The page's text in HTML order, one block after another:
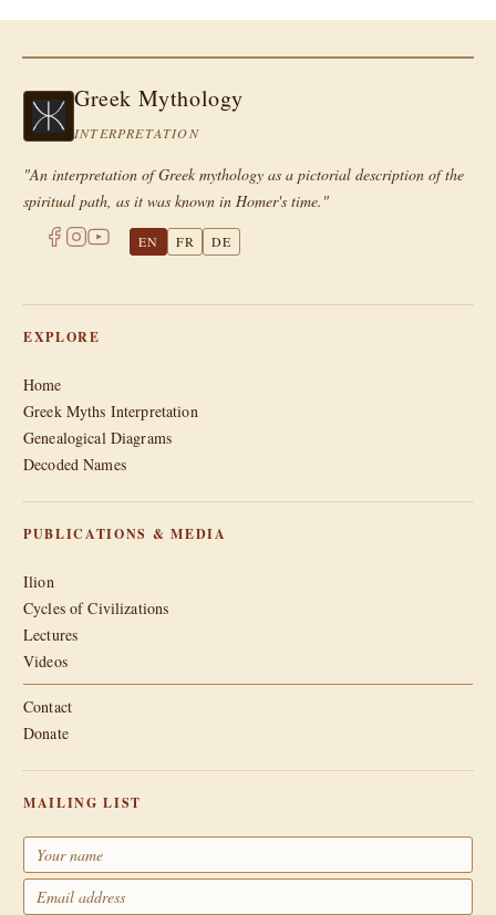
Greek Mythology
INTERPRETATION
"An interpretation of Greek mythology as a pictorial description of the
spiritual path, as it was known in Homer's time."
EN FR DE
EXPLORE
Home
Greek Myths Interpretation
Genealogical Diagrams
Decoded Names
PUBLICATIONS & MEDIA
Ilion
Cycles of Civilizations
Lectures
Videos
Contact
Donate
MAILING LIST